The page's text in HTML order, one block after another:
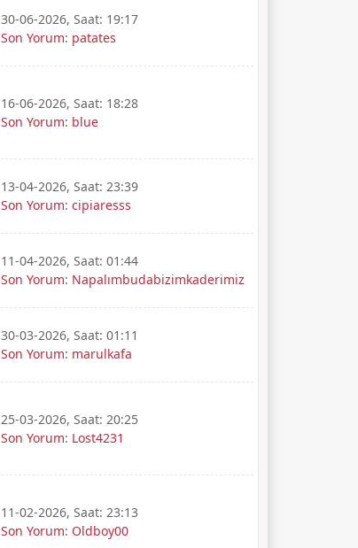
30-06-2026, Saat: 19:17
Son Yorum: patates
16-06-2026, Saat: 18:28
Son Yorum: blue
13-04-2026, Saat: 23:39
Son Yorum: cipiaresss
11-04-2026, Saat: 01:44
Son Yorum: Napalımbudabizimkaderimiz
30-03-2026, Saat: 01:11
Son Yorum: marulkafa
25-03-2026, Saat: 20:25
Son Yorum: Lost4231
11-02-2026, Saat: 23:13
Son Yorum: Oldboy00